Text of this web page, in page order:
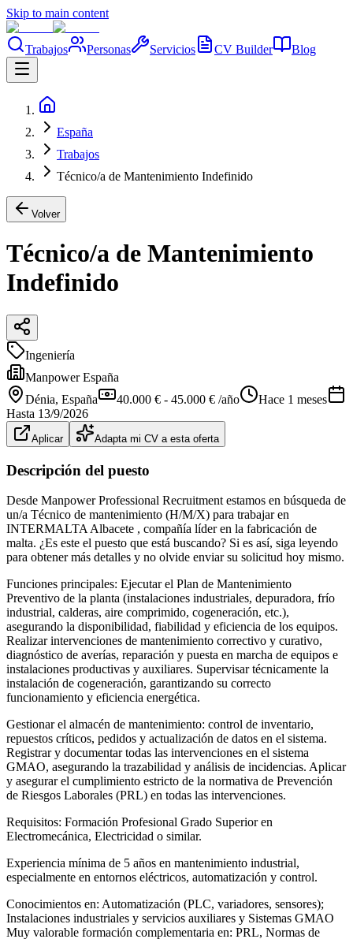
Skip to main content
Trabajos Personas Servicios CV Builder Blog
España
Trabajos
Técnico/a de Mantenimiento Indefinido
Volver
Técnico/a de Mantenimiento
Indefinido
Ingeniería
Manpower España
Dénia, España 40.000 € - 45.000 € /año
Hace 1 meses
Hasta 13/9/2026
Aplicar Adapta mi CV a esta oferta
Descripción del puesto
Desde Manpower Professional Recruitment estamos en búsqueda de
un/a Técnico de mantenimiento (H/M/X) para trabajar en
INTERMALTA Albacete , compañía líder en la fabricación de
malta. ¿Es este el puesto que está buscando? Si es así, siga leyendo
para obtener más detalles y no olvide enviar su solicitud hoy mismo.
Funciones principales: Ejecutar el Plan de Mantenimiento
Preventivo de la planta (instalaciones industriales, depuradora, frío
industrial, calderas, aire comprimido, cogeneración, etc.),
asegurando la disponibilidad, fiabilidad y eficiencia de los equipos.
Realizar intervenciones de mantenimiento correctivo y curativo,
diagnóstico de averías, reparación y puesta en marcha de equipos e
instalaciones productivas y auxiliares. Supervisar técnicamente la
instalación de cogeneración, garantizando su correcto
funcionamiento y eficiencia energética.
Gestionar el almacén de mantenimiento: control de inventario,
repuestos críticos, pedidos y actualización de datos en el sistema.
Registrar y documentar todas las intervenciones en el sistema
GMAO, asegurando la trazabilidad y análisis de incidencias. Aplicar
y asegurar el cumplimiento estricto de la normativa de Prevención
de Riesgos Laborales (PRL) en todas las intervenciones.
Requisitos: Formación Profesional Grado Superior en
Electromecánica, Electricidad o similar.
Experiencia mínima de 5 años en mantenimiento industrial,
especialmente en entornos eléctricos, automatización y control.
Conocimientos en: Automatización (PLC, variadores, sensores);
Instalaciones industriales y servicios auxiliares y Sistemas GMAO
Muy valorable formación complementaria en: PRL, Normas de